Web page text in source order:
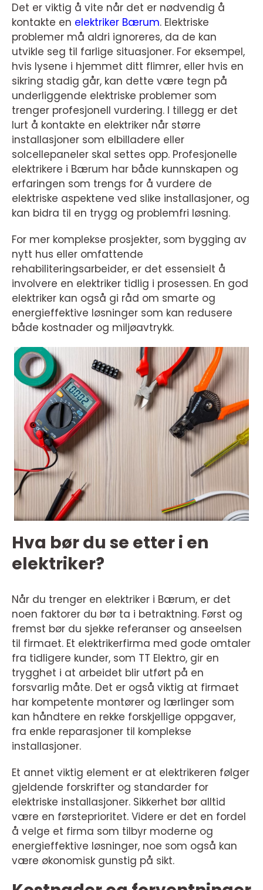
Det er viktig å vite når det er nødvendig å
kontakte en elektriker Bærum. Elektriske
problemer må aldri ignoreres, da de kan
utvikle seg til farlige situasjoner. For eksempel,
hvis lysene i hjemmet ditt flimrer, eller hvis en
sikring stadig går, kan dette være tegn på
underliggende elektriske problemer som
trenger profesjonell vurdering. I tillegg er det
lurt å kontakte en elektriker når større
installasjoner som elbilladere eller
solcellepaneler skal settes opp. Profesjonelle
elektrikere i Bærum har både kunnskapen og
erfaringen som trengs for å vurdere de
elektriske aspektene ved slike installasjoner, og
kan bidra til en trygg og problemfri løsning.
For mer komplekse prosjekter, som bygging av
nytt hus eller omfattende
rehabiliteringsarbeider, er det essensielt å
involvere en elektriker tidlig i prosessen. En god
elektriker kan også gi råd om smarte og
energieffektive løsninger som kan redusere
både kostnader og miljøavtrykk.
Hva bør du se etter i en
elektriker?
Når du trenger en elektriker i Bærum, er det
noen faktorer du bør ta i betraktning. Først og
fremst bør du sjekke referanser og anseelsen
til firmaet. Et elektrikerfirma med gode omtaler
fra tidligere kunder, som TT Elektro, gir en
trygghet i at arbeidet blir utført på en
forsvarlig måte. Det er også viktig at firmaet
har kompetente montører og lærlinger som
kan håndtere en rekke forskjellige oppgaver,
fra enkle reparasjoner til komplekse
installasjoner.
Et annet viktig element er at elektrikeren følger
gjeldende forskrifter og standarder for
elektriske installasjoner. Sikkerhet bør alltid
være en førsteprioritet. Videre er det en fordel
å velge et firma som tilbyr moderne og
energieffektive løsninger, noe som også kan
være økonomisk gunstig på sikt.